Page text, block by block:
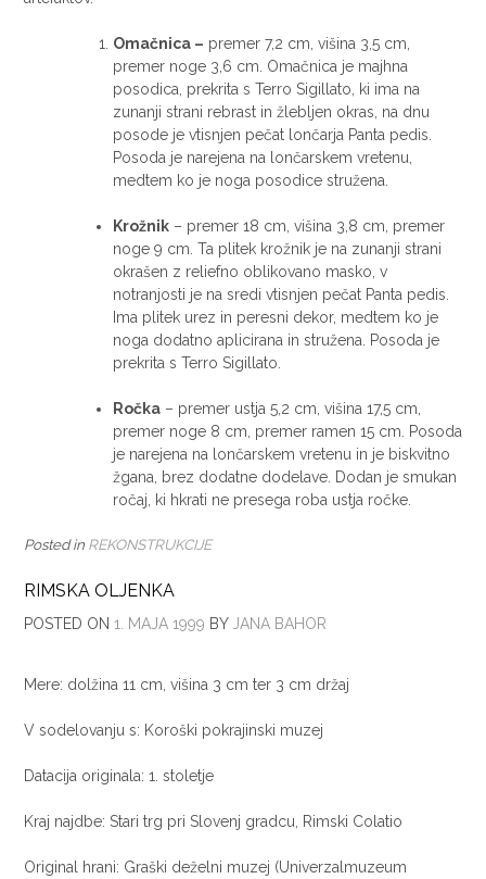
Omačnica – premer 7,2 cm, višina 3,5 cm,
premer noge 3,6 cm. Omačnica je majhna
posodica, prekrita s Terro Sigillato, ki ima na
zunanji strani rebrast in žlebljen okras, na dnu
posode je vtisnjen pečat lončarja Panta pedis.
Posoda je narejena na lončarskem vretenu,
medtem ko je noga posodice stružena.
Krožnik – premer 18 cm, višina 3,8 cm, premer
noge 9 cm. Ta plitek krožnik je na zunanji strani
okrašen z reliefno oblikovano masko, v
notranjosti je na sredi vtisnjen pečat Panta pedis.
Ima plitek urez in peresni dekor, medtem ko je
noga dodatno aplicirana in stružena. Posoda je
prekrita s Terro Sigillato.
Ročka – premer ustja 5,2 cm, višina 17,5 cm,
premer noge 8 cm, premer ramen 15 cm. Posoda
je narejena na lončarskem vretenu in je biskvitno
žgana, brez dodatne dodelave. Dodan je smukan
ročaj, ki hkrati ne presega roba ustja ročke.
Posted in REKONSTRUKCIJE
RIMSKA OLJENKA
POSTED ON 1. MAJA 1999 BY JANA BAHOR
Mere: dolžina 11 cm, višina 3 cm ter 3 cm držaj
V sodelovanju s: Koroški pokrajinski muzej
Datacija originala: 1. stoletje
Kraj najdbe: Stari trg pri Slovenj gradcu, Rimski Colatio
Original hrani: Graški deželni muzej (Univerzalmuzeum